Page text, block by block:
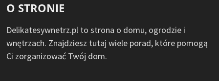
O STRONIE
Delikatesywnetrz.pl to strona o domu, ogrodzie i
wnętrzach. Znajdziesz tutaj wiele porad, które pomogą
Ci zorganizować Twój dom.